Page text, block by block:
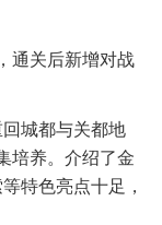
通关后新增对战
回城都与关都地
培养。介绍了金
特色亮点十足，